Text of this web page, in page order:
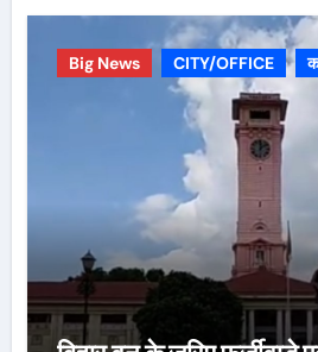
Big News CITY/OFFICE